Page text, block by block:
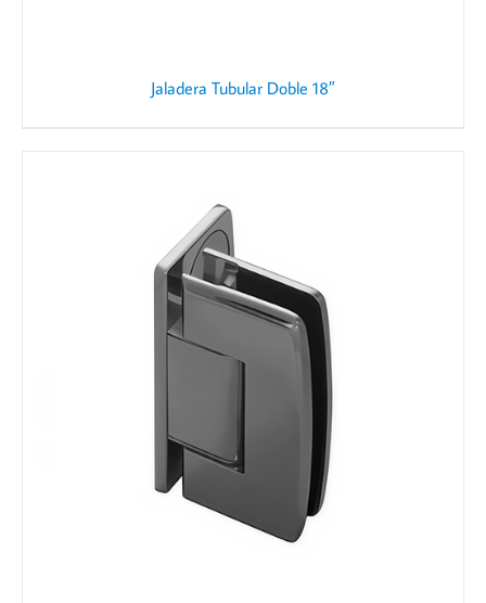
Jaladera Tubular Doble 18″